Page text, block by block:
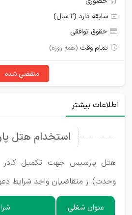
سابقه دارد (۲ سال)
حقوق توافقی
تمام وقت (همه روزه)
منقضی شده
اطلاعات بیشتر
استخدام هتل
هتل پارسیس جهت تکمیل کادر
وحدت) از متقاضیان واجد شرایط
عنوان شغلی